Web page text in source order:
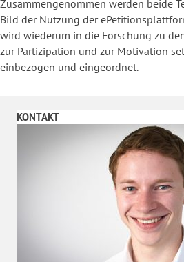
Zusammengenommen werden beide
Bild der Nutzung der
wird wiederum in die Forschung zu
zur Partizipation und zur Motivation
einbezogen und eingeordnet.
KONTAKT